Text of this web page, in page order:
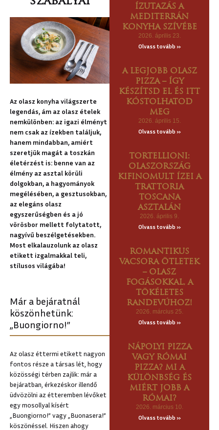
Az olasz konyha világszerte
legendás, ám az olasz ételek
nemkülönben: az igazi élményt
nem csak az ízekben találjuk,
hanem mindabban, amiért
szeretjük magát a toszkán
életérzést is: benne van az
élmény az asztal körüli
dolgokban, a hagyományok
megélésében, a gesztusokban,
az elegáns olasz
egyszerűségben és a jó
vörösbor mellett folytatott,
nagyívű beszélgetésekben.
Most elkalauzolunk az olasz
etikett izgalmakkal teli,
stílusos világába!
Már a bejáratnál
köszönhetünk:
„Buongiorno!”
Az olasz éttermi etikett nagyon
fontos része a társas lét, hogy
közösségi térben zajlik: már a
bejáratban, érkezéskor illendő
üdvözölni az étteremben lévőket
egy mosollyal kísért
„Buongiorno!” vagy „Buonasera!”
köszönéssel. Hiszen ahogy
ÍZUTAZÁS A
MEDITERRÁN
KONYHA SZÍVÉBE
2026. április 23.
Olvass tovább »
A LEGJOBB OLASZ
PIZZA – ÍGY
KÉSZÍTSD EL ÉS ITT
KÓSTOLHATOD
MEG
2026. április 15.
Olvass tovább »
TORTELLIONI:
OLASZORSZÁG
KIFINOMULT ÍZEI A
TRATTORIA
TOSCANA
ASZTALÁN
2026. április 9.
Olvass tovább »
ROMANTIKUS
VACSORA ÖTLETEK
– OLASZ
FOGÁSOKKAL, A
TÖKÉLETES
RANDEVÚHOZ!
2026. március 25.
Olvass tovább »
NÁPOLYI PIZZA
VAGY RÓMAI
PIZZA? MI A
KÜLÖNBSÉG ÉS
MIÉRT JOBB A
RÓMAI?
2026. március 10.
Olvass tovább »